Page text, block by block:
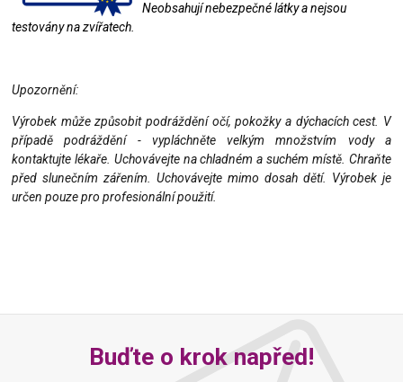
Neobsahují nebezpečné látky a nejsou
testovány na zvířatech.
Upozornění:
Výrobek může způsobit podráždění očí, pokožky a dýchacích cest. V
případě podráždění - vypláchněte velkým množstvím vody a
kontaktujte lékaře. Uchovávejte na chladném a suchém místě. Chraňte
před slunečním zářením. Uchovávejte mimo dosah dětí. Výrobek je
určen pouze pro profesionální použití.
Buďte o krok napřed!